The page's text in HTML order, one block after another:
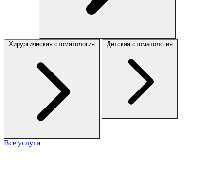
Хирургическая стоматология Детская стоматология
Все услуги